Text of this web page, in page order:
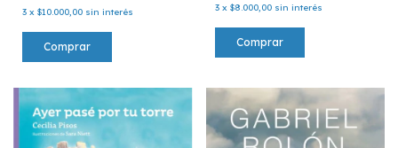
3 x $10.000,00 sin interés 3 x $8.000,00 sin interés